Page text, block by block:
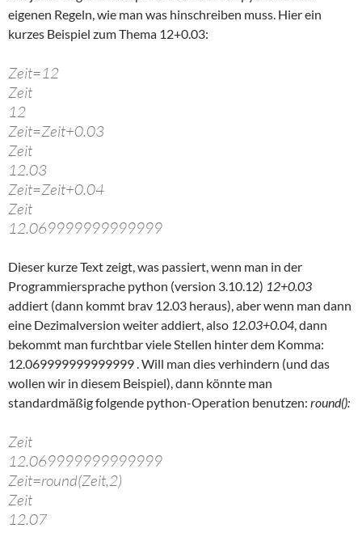
eigenen Regeln, wie man was hinschreiben muss. Hier ein
kurzes Beispiel zum Thema 12+0.03:
Zeit=12
Zeit
12
Zeit=Zeit+0.03
Zeit
12.03
Zeit=Zeit+0.04
Zeit
12.069999999999999
Dieser kurze Text zeigt, was passiert, wenn man in der
Programmiersprache python (version 3.10.12) 12+0.03
addiert (dann kommt brav 12.03 heraus), aber wenn man dann
eine Dezimalversion weiter addiert, also 12.03+0.04, dann
bekommt man furchtbar viele Stellen hinter dem Komma:
12.069999999999999 . Will man dies verhindern (und das
wollen wir in diesem Beispiel), dann könnte man
standardmäßig folgende python-Operation benutzen: round():
Zeit
12.069999999999999
Zeit=round(Zeit,2)
Zeit
12.07